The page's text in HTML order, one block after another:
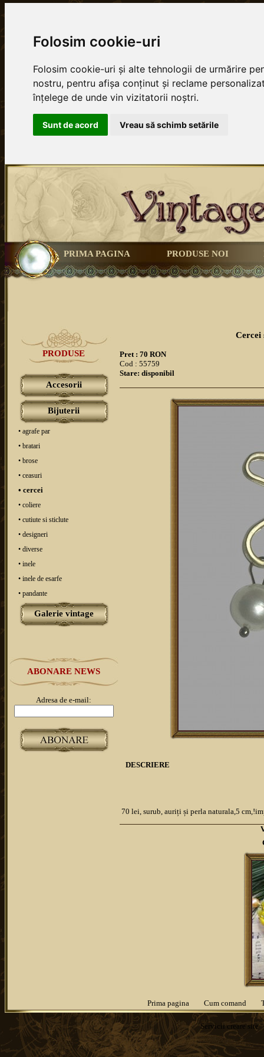
Folosim cookie-uri
Folosim cookie-uri și alte tehnologii de urmărire
nostru, pentru afișa conținut și reclame
înțelege de unde vin vizitatorii noștri.
Sunt de acord Vreau să schimb setările
PRIMA PAGINA PRODUSE NOI
PRODUSE
Accesorii
Bijuterii
• agrafe par
• bratari
• brose
• ceasuri
• cercei
• coliere
• cutiute si sticlute
• designeri
• diverse
• inele
• inele de esarfe
• pandante
Galerie vintage
ABONARE NEWS
Adresa de e-mail:
Cercei
Pret : 70 RON
Cod : 55759
Stare: disponibil
DESCRIERE
70 lei, surub, auriți și perla naturala,5
Prima pagina Cum comand
Servicii creare site